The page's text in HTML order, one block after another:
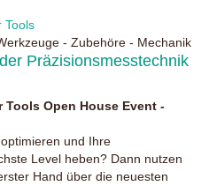
Tools
- Zubehöre - Mechanik
Präzisionsmesstechnik
Open House Event -
und Ihre
Level heben? Dann nutzen
Hand über die neuesten